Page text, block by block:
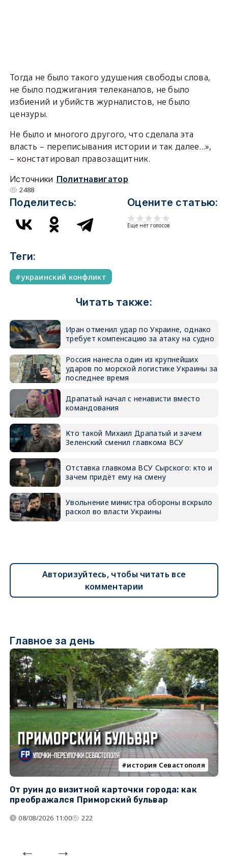
Тогда не было такого удушения свободы слова,
не было поджигания телеканалов, не было
избиений и убийств журналистов, не было
цензуры.
Не было и многого другого, что сделала эта
власть – переписывания истории и так далее…»,
– констатировал правозащитник.
Источники Политнавигатор
2488
Поделитесь: Оцените статью:
Еще нет голосов
Теги:
украинский конфликт
Читать также:
Иран отменил удар по Украине, однако
требует компенсацию за атаку на судно
Россия нанесла один из крупнейших
ударов по морской логистике Украины за
последнее время
Драпатый начал с ненависти вместо
командования
Кто такой Михаил Драпатый и зачем
Зеленский сменил главкома ВСУ
Отставка главкома ВСУ Сырского: кто и
зачем придёт ему на смену
Увольнение министра обороны вскрыло
раскол во власти Украины
Авторизуйтесь, чтобы читать все
комментарии
Главное за день
история Севастополя
От руин до визитной карточки города: как
преображался Приморский бульвар
08/08/2026 11:00 222